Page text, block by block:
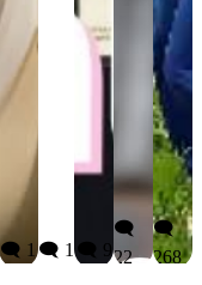
🗨️ 1 🗨️ 1🗨️ 9
🗨️
22
🗨️
268